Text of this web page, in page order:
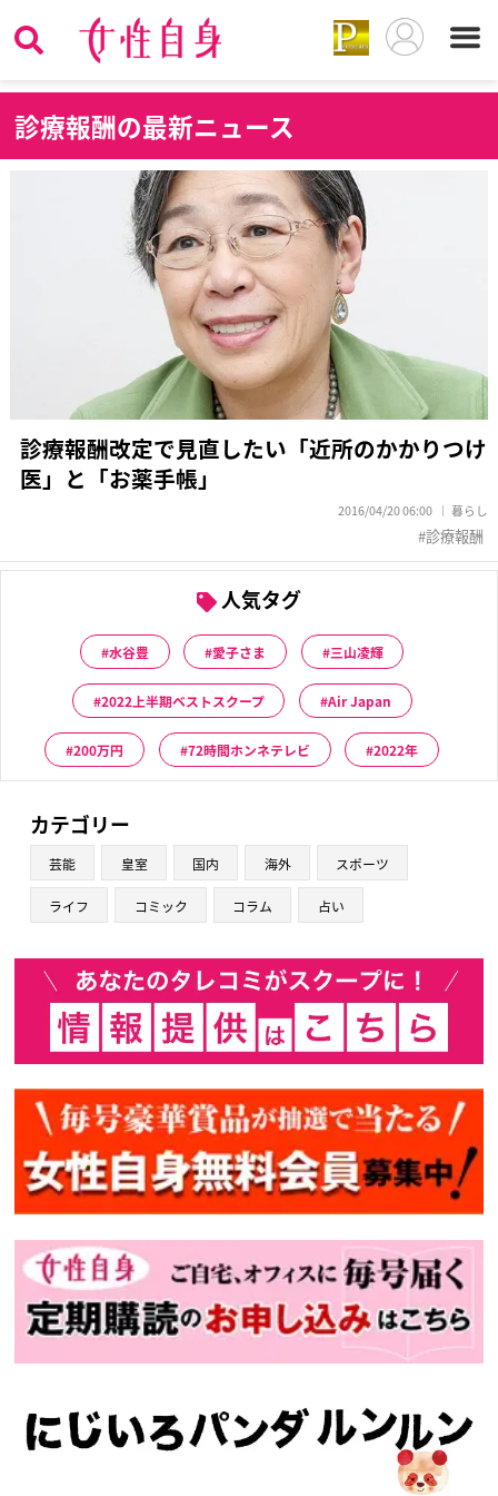
診療報酬の最新ニュース
診療報酬改定で見直したい「近所のかかりつけ
医」と「お薬手帳」
2016/04/20 06:00 暮らし
診療報酬
人気タグ
水谷豊 愛子さま 三山凌輝
2022上半期ベストスクープ Air Japan
200万円 72時間ホンネテレビ 2022年
カテゴリー
芸能 皇室 国内 海外 スポーツ
ライフ コミック コラム 占い